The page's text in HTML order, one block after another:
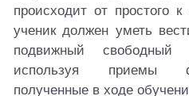
происходит от простого
ученик должен уметь
подвижный
используя приемы
полученные в ходе